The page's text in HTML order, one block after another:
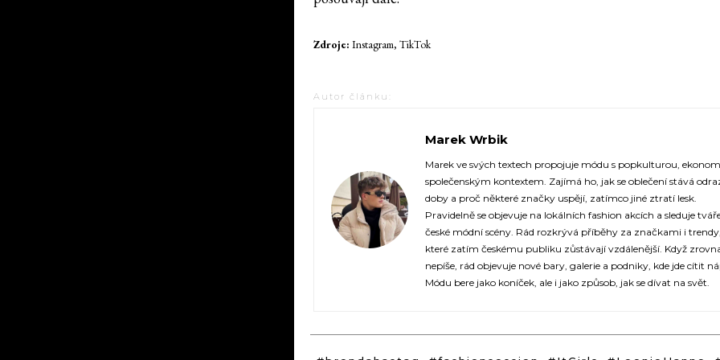
Zdroje:Instagram, TikTok
Autor článku:
Marek Wrbik
https://fashionup.cz/
Marek ve svých textech propojuje módu s popkulturou,
společenským kontextem. Zajímá ho, jak se oblečení stává
doby a proč některé značky uspějí, zatímco jiné ztratí lesk.
Pravidelně se objevuje na lokálních fashion akcích a sleduje
české módní scény. Rád rozkrývá příběhy za značkami i trendy,
které zatím českému publiku zůstávají vzdálenější. Když
nepíše, rád objevuje nové bary, galerie a podniky, kde jde cítit
Módu bere jako koníček, ale i jako způsob, jak se dívat na svět.